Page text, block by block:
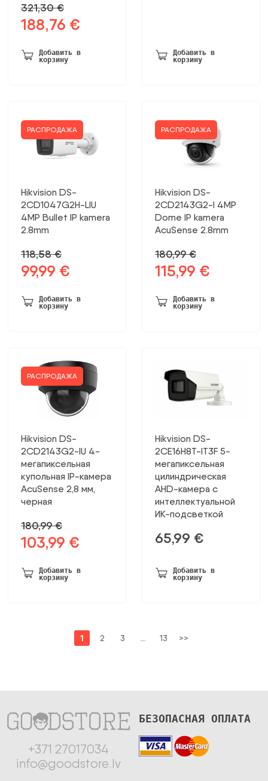
321,30€
Первоначальная
была:
321,30 €.
188,76 €
188,76 €.
Добавить в
корзину
Добавить в
корзину
РАСПРОДАЖА
Hikvision DS-
2CD1047G2H-LIU
4MP Bullet IP kamera
2.8mm
118,58€
Первоначальная
была:
118,58 €.
99,99 €
99,99 €.
Добавить в
корзину
РАСПРОДАЖА
Hikvision DS-
2CD2143G2-I 4MP
Dome IP kamera
AcuSense 2.8mm
180,99€
Первоначальная
была:
180,99 €.
115,99 €
115,99 €.
Добавить в
корзину
РАСПРОДАЖА
Hikvision DS-
2CD2143G2-IU 4-
мегапиксельная
купольная IP-камера
AcuSense 2,8 мм,
черная
180,99€
Первоначальная
была:
180,99 €.
103,99 €
103,99 €.
Добавить в
корзину
Hikvision DS-
2CE16H8T-IT3F 5-
мегапиксельная
цилиндрическая
AHD-камера с
интеллектуальной
ИК-подсветкой
65,99 €
Добавить в
корзину
1 2 3 … 13 >>
+371 27017034
info@goodstore.lv
БЕЗОПАСНАЯ ОПЛАТА